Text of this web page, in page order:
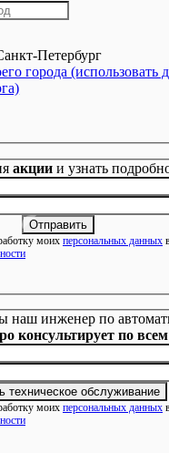
Петербург
города (использовать
акции и узнать
моих персональных данных
наш инженер по
консультирует по
моих персональных данных